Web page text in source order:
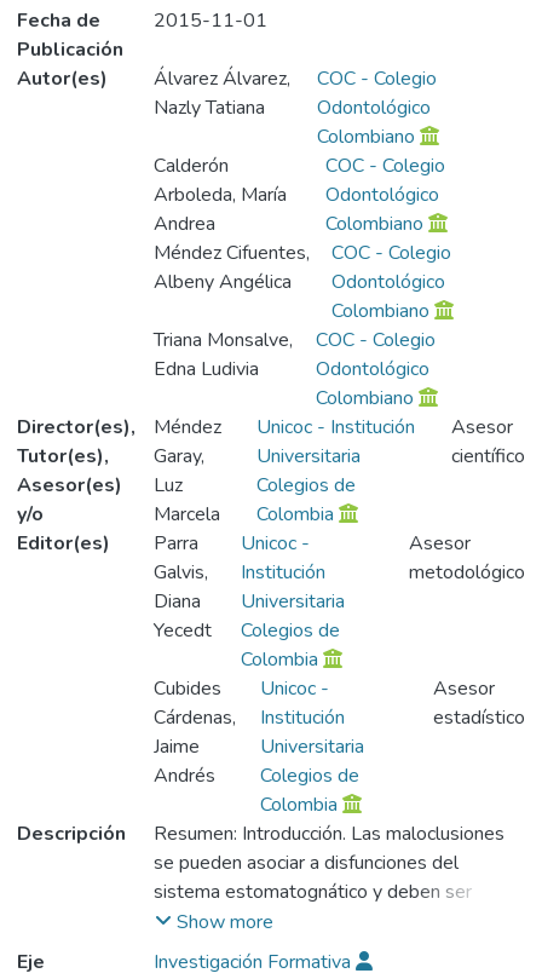
Fecha de
Publicación
2015-11-01
Autor(es)
Álvarez Álvarez,
Nazly Tatiana
COC - Colegio
Odontológico
Colombiano
Calderón
Arboleda, María
Andrea
COC - Colegio
Odontológico
Colombiano
Méndez Cifuentes,
Albeny Angélica
COC - Colegio
Odontológico
Colombiano
Triana Monsalve,
Edna Ludivia
COC - Colegio
Odontológico
Colombiano
Director(es),
Tutor(es),
Asesor(es)
y/o
Editor(es)
Méndez
Garay,
Luz
Marcela
Unicoc - Institución
Universitaria
Colegios de
Colombia
Asesor
científico
Parra
Galvis,
Diana
Yecedt
Unicoc -
Institución
Universitaria
Colegios de
Colombia
Asesor
metodológico
Cubides
Cárdenas,
Jaime
Andrés
Unicoc -
Institución
Universitaria
Colegios de
Colombia
Asesor
estadístico
Descripción
Resumen: Introducción. Las maloclusiones
se pueden asociar a disfunciones del
sistema estomatognático y deben ser
tratadas en dentición temprana mixta (6 a 9
años) para evitar que sean más severas
Show more
Eje
Investigación Formativa